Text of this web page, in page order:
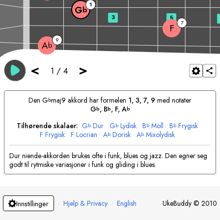
< 1 / 4 >
Ab 9
F 7
Gb 1
3 5
Den Gbmaj9 akkord har formelen 1, 3, 7, 9 med notater
Gb, Bb, F, Ab
Tilhørende skalaer: Gb Dur Gb Lydisk Bb Moll Bb Frygisk
F Frygisk F Locrian Ab Dorisk Ab Mixolydisk
Dur niende-akkorden brukes ofte i funk, blues og jazz. Den egner seg
godt til rytmiske variasjoner i funk og gliding i blues.
Innstillinger · Hjelp & Privacy · English UkeBuddy © 2010